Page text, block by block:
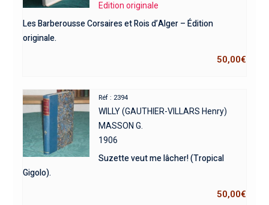
Edition originale
Les Barberousse Corsaires et Rois d’Alger – Édition
originale.
50,00€
Réf : 2394
WILLY (GAUTHIER-VILLARS Henry)
MASSON G.
1906
Suzette veut me lâcher! (Tropical
Gigolo).
50,00€